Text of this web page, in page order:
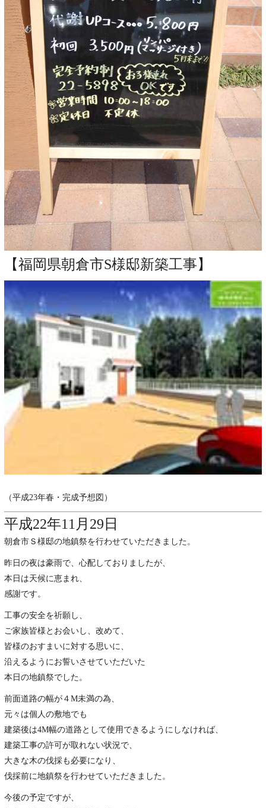
【福岡県朝倉市S様邸新築工事】
（平成23年春・完成予想図）
平成22年11月29日
朝倉市Ｓ様邸の地鎮祭を行わせていただきました。
昨日の夜は豪雨で、心配しておりましたが、
本日は天候に恵まれ、
感謝です。
工事の安全を祈願し、
ご家族皆様とお会いし、改めて、
皆様のおすまいに対する思いに、
沿えるようにお誓いさせていただいた
本日の地鎮祭でした。
前面道路の幅が４M未満の為、
元々は個人の敷地でも
建築後は4M幅の道路として使用できるようにしなければ、
建築工事の許可が取れない状況で、
大きな木の伐採も必要になり、
伐採前に地鎮祭を行わせていただきました。
今後の予定ですが、